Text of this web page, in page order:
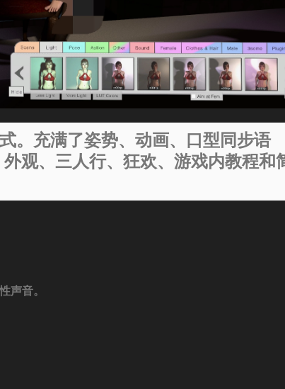
。充满了姿势、动画、口型同步语
观、三人行、狂欢、游戏内教程和
声音。